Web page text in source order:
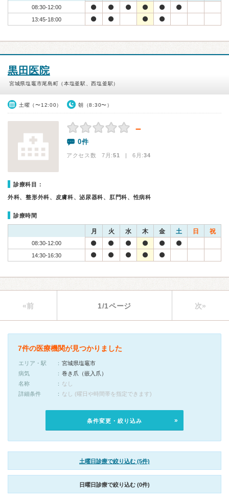
08:30-12:00
13:45-18:00
黒田医院
宮城県塩竈市尾島町（本塩釜駅、西塩釜駅）
土曜（〜12:00） 朝（8:30〜）
－
0件
アクセス数 7月:51 | 6月:34
診療科目：
外科、整形外科、皮膚科、泌尿器科、肛門科、性病科
診療時間
月 火 水 木 金 土 日 祝
08:30-12:00
14:30-16:30
«前 1/1ページ 次»
7件の医療機関が見つかりました
エリア・駅
宮城県塩竈市
病気
巻き爪（嵌入爪）
名称
なし
詳細条件
なし (曜日や時間帯を指定できます)
条件変更・絞り込み
土曜日診療で絞り込む (5件)
日曜日診療で絞り込む (0件)